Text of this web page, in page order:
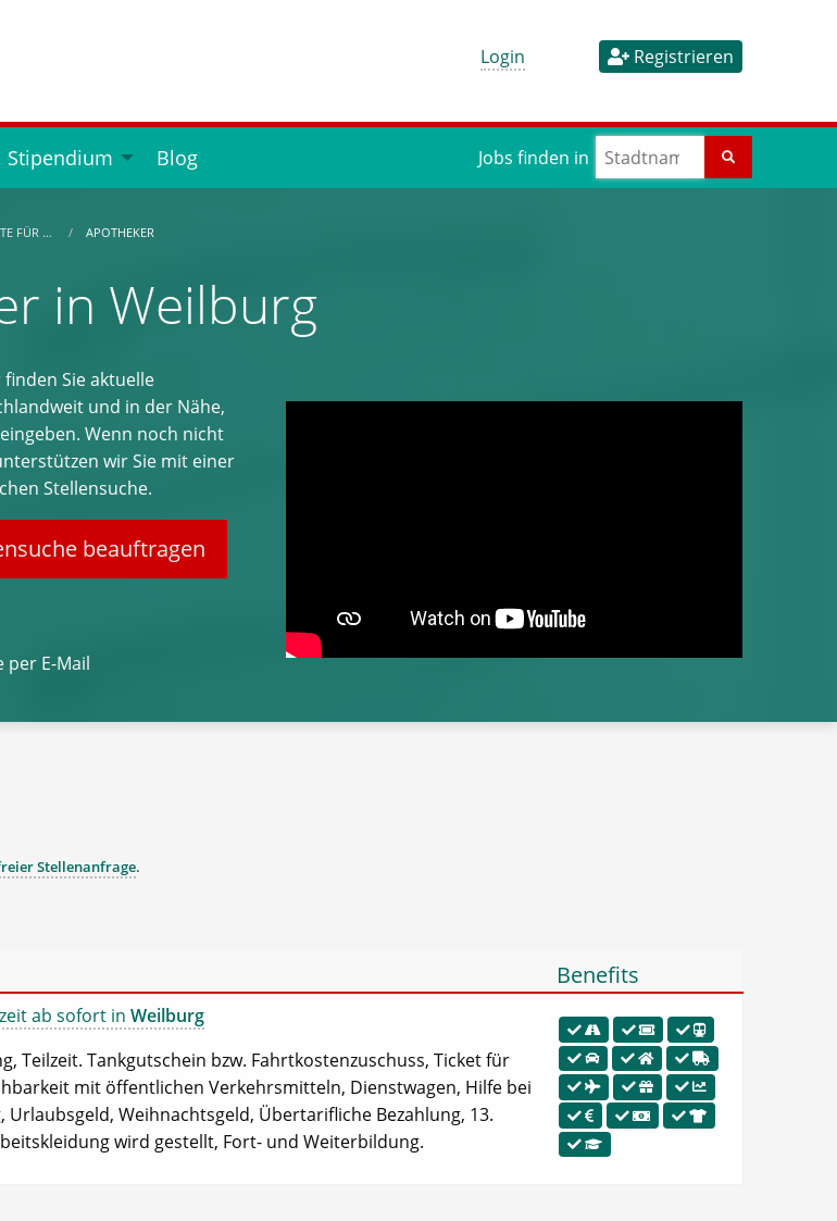
Login Registrieren
Stipendium Blog Jobs finden in
FÜR … APOTHEKER
in Weilburg
finden Sie aktuelle
und in der Nähe,
Wenn noch nicht
wir Sie mit einer
Stellensuche.
beauftragen
per E-Mail
Stellenanfrage.
Benefits
ab sofort in Weilburg
Teilzeit. Tankgutschein bzw. Fahrtkostenzuschuss, Ticket für
mit öffentlichen Verkehrsmitteln, Dienstwagen, Hilfe bei
Weihnachtsgeld, Übertarifliche Bezahlung, 13.
wird gestellt, Fort- und Weiterbildung.